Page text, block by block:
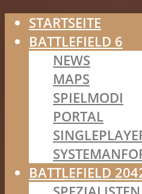
STARTSEITE
BATTLEFIELD 6
NEWS
MAPS
SPIELMODI
PORTAL
BATTLEFIELD